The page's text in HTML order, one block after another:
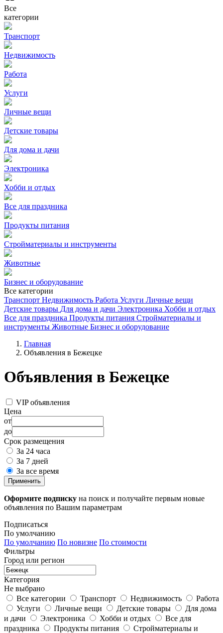
Все
категории
Транспорт
Недвижимость
Работа
Услуги
Личные вещи
Детские товары
Для дома и дачи
Электроника
Хобби и отдых
Все для праздника
Продукты питания
Стройматериалы и инструменты
Животные
Бизнес и оборудование
Все категории
Транспорт Недвижимость Работа Услуги Личные вещи
Детские товары Для дома и дачи Электроника Хобби и отдых
Все для праздника Продукты питания Стройматериалы и
инструменты Животные Бизнес и оборудование
Главная
Объявления в Бежецке
Объявления в Бежецке
VIP объявления
Цена
от
до
Срок размещения
За 24 часа
За 7 дней
За все время
Применить
Оформите подписку на поиск и получайте первым новые
объявления по Вашим параметрам
Подписаться
По умолчанию
По умолчанию По новизне По стоимости
Фильтры
Город или регион
Категория
Не выбрано
Все категории
Транспорт Недвижимость
Работа
Услуги
Личные вещи Детские товары
Для дома
и дачи
Электроника Хобби и отдых
Все для
праздника
Продукты питания
Стройматериалы и